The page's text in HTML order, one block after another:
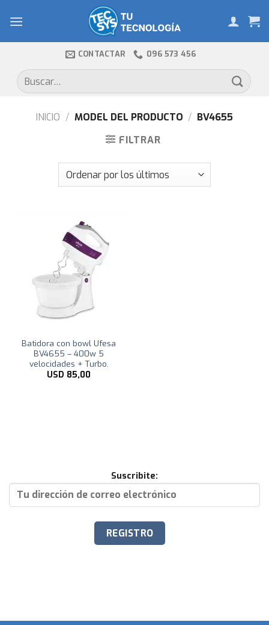
CONTACTAR 096 573 456
Buscar
por:
INICIO / MODEL DEL PRODUCTO / BV4655
FILTRAR
Batidora con bowl Ufesa
BV4655 – 400w 5
velocidades + Turbo.
USD 85,00
Suscribite: